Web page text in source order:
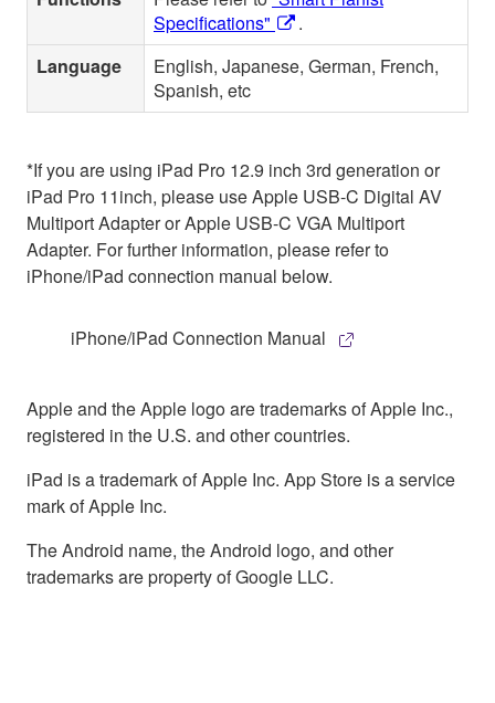
Specifications"
.
Language
English, Japanese, German, French,
Spanish, etc
*If you are using iPad Pro 12.9 inch 3rd generation or
iPad Pro 11inch, please use Apple USB-C Digital AV
Multiport Adapter or Apple USB-C VGA Multiport
Adapter. For further information, please refer to
iPhone/iPad connection manual below.
iPhone/iPad Connection Manual
Apple and the Apple logo are trademarks of Apple Inc.,
registered in the U.S. and other countries.
iPad is a trademark of Apple Inc. App Store is a service
mark of Apple Inc.
The Android name, the Android logo, and other
trademarks are property of Google LLC.